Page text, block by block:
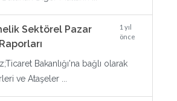
Sektörel Pazar
1 yıl
önce
Bakanlığı'na bağlı olarak
ve Ataşeler ...